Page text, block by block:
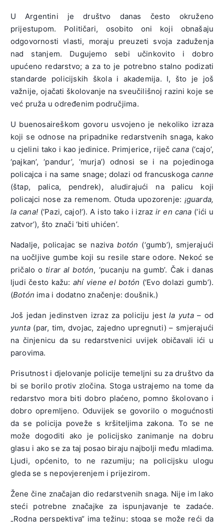
U Argentini je društvo danas često okruženo
prijestupom. Političari, osobito oni koji obnašaju
odgovornosti vlasti, moraju preuzeti svoja zaduženja
nad stanjem. Dugujemo sebi učinkovito i dobro
upućeno redarstvo; a za to je potrebno stalno podizati
standarde policijskih škola i akademija. I, što je još
važnije, ojačati školovanje na sveučilišnoj razini koje se
već pruža u određenim područjima.
U buenosaireškom govoru usvojeno je nekoliko izraza
koji se odnose na pripadnike redarstvenih snaga, kako
u cjelini tako i kao jedinice. Primjerice, riječcana(‘cajo’,
‘pajkan’, ‘pandur’, ‘murja’) odnosi se i na pojedinoga
policajca i na same snage; dolazi od francuskogacanne
(štap, palica, pendrek), aludirajući na palicu koji
policajci nose za remenom. Otuda upozorenje: ¡guarda,
la cana! (‘Pazi, cajo!’). A isto tako i izrazir en cana (‘ići u
zatvor’), što znači ‘biti uhićen’.
Nadalje, policajac se nazivabotón (‘gumb’), smjerajući
na uočljive gumbe koji su resile stare odore. Nekoć se
pričalo o tirar al botón, ‘pucanju na gumb’. Čak i danas
ljudi često kažu:ahí viene el botón (‘Evo dolazi gumb’).
(Botón ima i dodatno značenje: doušnik.)
Još jedan jedinstven izraz za policiju jestla yuta– od
yunta(par, tim, dvojac, zajedno upregnuti) – smjerajući
na činjenicu da su redarstvenici uvijek običavali ići u
parovima.
Prisutnost i djelovanje policije temeljni su za društvo da
bi se borilo protiv zločina. Stoga ustrajemo na tome da
redarstvo mora biti dobro plaćeno, pomno školovano i
dobro opremljeno. Oduvijek se govorilo o mogućnosti
da se policija poveže s kršiteljima zakona. To se ne
može dogoditi ako je policijsko zanimanje na dobru
glasu i ako se za taj posao biraju najbolji među mladima.
Ljudi, općenito, to ne razumiju; na policijsku ulogu
gleda se s nepovjerenjem i prijezirom.
Žene čine značajan dio redarstvenih snaga. Nije im lako
steći potrebne značajke za ispunjavanje te zadaće.
„Rodna perspektiva“ ima težinu; stoga se može reći da